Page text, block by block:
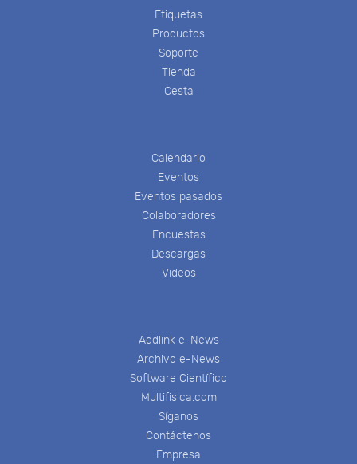
Etiquetas
Productos
Soporte
Tienda
Cesta
Calendario
Eventos
Eventos pasados
Colaboradores
Encuestas
Descargas
Videos
Addlink e-News
Archivo e-News
Software Científico
Multifisica.com
Síganos
Contáctenos
Empresa